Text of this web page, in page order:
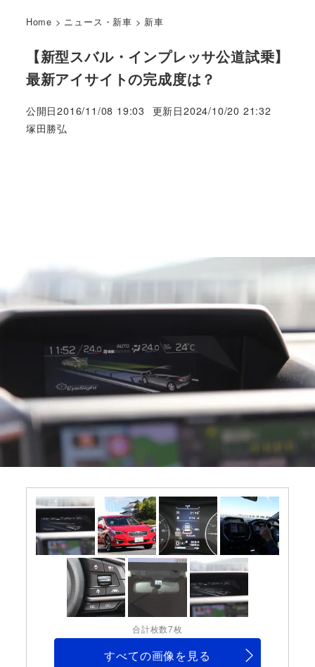
Home > ニュース・新車 > 新車
【新型スバル・インプレッサ公道試乗】
最新アイサイトの完成度は？
公開日2016/11/08 19:03 更新日2024/10/20 21:32
著
塚田勝弘
合計枚数7枚
すべての画像を見る